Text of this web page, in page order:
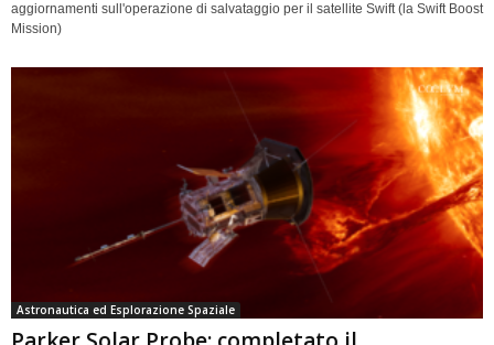
aggiornamenti sull'operazione di salvataggio per il satellite Swift (la Swift Boost
Mission)
Astronautica ed Esplorazione Spaziale